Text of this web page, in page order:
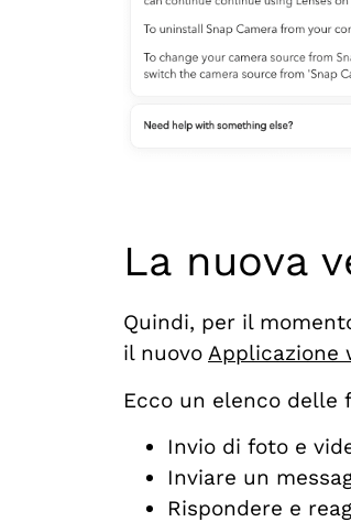
La nuova
Quindi, per il
il nuovo Applicazione
Ecco un elenco delle
Invio di foto e
Inviare un
Rispondere e